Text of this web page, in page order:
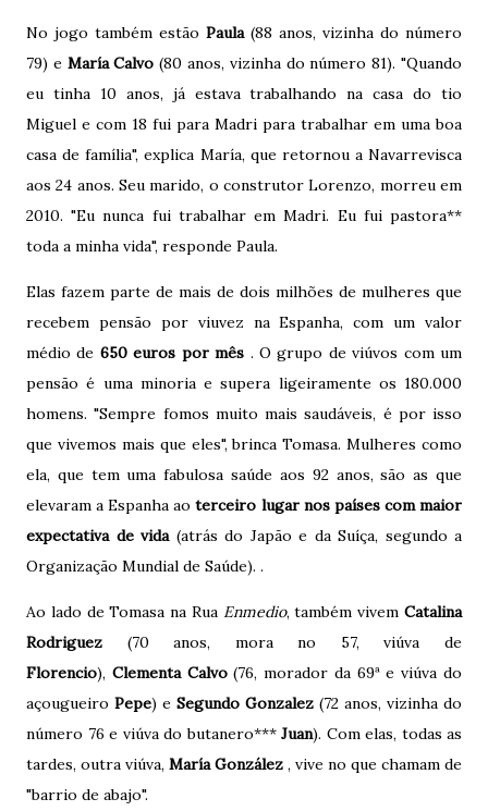
No jogo também estão Paula(88 anos, vizinha do número
79) e María Calvo (80 anos, vizinha do número 81). "Quando
eu tinha 10 anos, já estava trabalhando na casa do tio
Miguel e com 18 fui para Madri para trabalhar em uma boa
casa de família", explica María, que retornou a Navarrevisca
aos 24 anos. Seu marido, o construtor Lorenzo, morreu em
2010. "Eu nunca fui trabalhar em Madri. Eu fui pastora**
toda a minha vida", responde Paula.
Elas fazem parte de mais de dois milhões de mulheres que
recebem pensão por viuvez na Espanha, com um valor
médio de 650 euros por mês . O grupo de viúvos com um
pensão é uma minoria e supera ligeiramente os 180.000
homens. "Sempre fomos muito mais saudáveis, é por isso
que vivemos mais que eles", brinca Tomasa. Mulheres como
ela, que tem uma fabulosa saúde aos 92 anos, são as que
elevaram a Espanha aoterceiro lugar nos países com maior
expectativa de vida(atrás do Japão e da Suíça, segundo a
Organização Mundial de Saúde). .
Ao lado de Tomasa na Rua Enmedio, também vivemCatalina
Rodriguez (70 anos, mora no 57, viúva de
Florencio), Clementa Calvo(76, morador da 69ª e viúva do
açougueiro Pepe) e Segundo Gonzalez (72 anos, vizinha do
número 76 e viúva do butanero*** Juan). Com elas, todas as
tardes, outra viúva, María González , vive no que chamam de
"barrio de abajo".